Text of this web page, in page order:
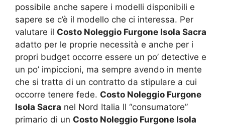
possibile anche sapere i modelli disponibili e
sapere se c’è il modello che ci interessa. Per
valutare il Costo Noleggio Furgone Isola Sacra
adatto per le proprie necessità e anche per i
propri budget occorre essere un po’ detective e
un po’ impiccioni, ma sempre avendo in mente
che si tratta di un contratto da stipulare a cui
occorre tenere fede. Costo Noleggio Furgone
Isola Sacra nel Nord Italia Il “consumatore”
primario di un Costo Noleggio Furgone Isola